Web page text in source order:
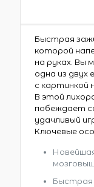
Быстрая
которой
на руках. Вы
одна из двух
с картинкой
В этой
побеждает
удачливый
Ключевые
Быстрая